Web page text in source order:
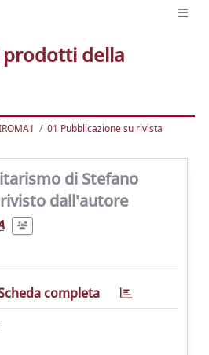
prodotti della
01 Pubblicazione su rivista
di Stefano
dall'autore
completa